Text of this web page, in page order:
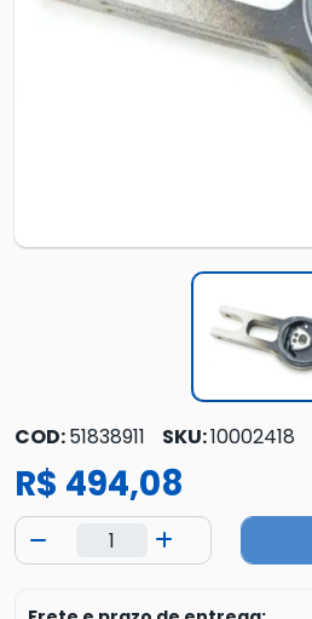
COD:51838911 SKU:10002418
R$ 494,08